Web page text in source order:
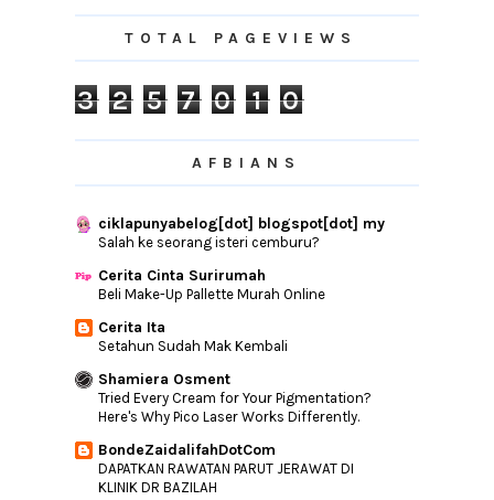
Wordless | Apa Itu Dhuha?
Kekal Dilindungi Ketika Berkongsi
Kemeriahan Hari...
Pengalaman Shopping Baju Raya Anak-
Anak Tanpa Daddy
CHOMEL Membantu Menjaga Kebersihan
Dan Kesihatan S...
Awas! 10 Perangkap Syaitan.
Pak Mat Kerang Rebus | Style Orang Perak
Selepas T...
► May(10)
►April(18)
►March
►January(11)
► (192)
► 2016(240)
►2015(346)
TOTAL PAGEVIEWS
3 2 5 7 0 1 0
AFBIANS
ciklapunyabelog[dot] blogspot[dot] my
Salah ke seorang isteri cemburu?
Cerita Cinta Surirumah
Beli Make-Up Pallette Murah Online
Cerita Ita
Setahun Sudah Mak Kembali
Shamiera Osment
Tried Every Cream for Your Pigmentation?
Here's Why Pico Laser Works Differently.
BondeZaidalifahDotCom
DAPATKAN RAWATAN PARUT JERAWAT DI
KLINIK DR BAZILAH